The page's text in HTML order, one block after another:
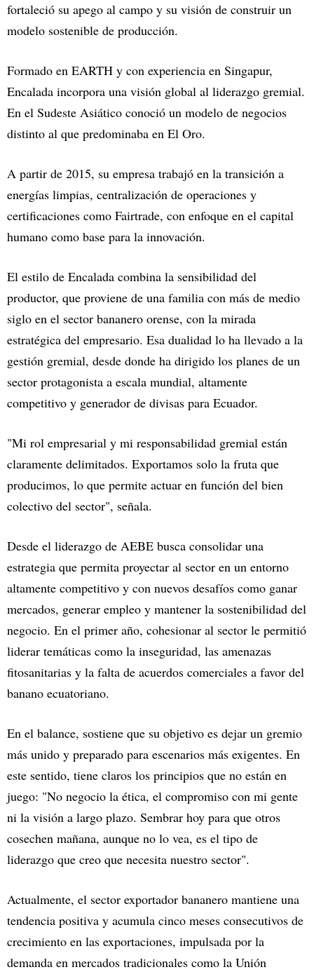
fortaleció su apego al campo y su visión de construir un
modelo sostenible de producción.
Formado en EARTH y con experiencia en Singapur,
Encalada incorpora una visión global al liderazgo gremial.
En el Sudeste Asiático conoció un modelo de negocios
distinto al que predominaba en El Oro.
A partir de 2015, su empresa trabajó en la transición a
energías limpias, centralización de operaciones y
certificaciones como Fairtrade, con enfoque en el capital
humano como base para la innovación.
El estilo de Encalada combina la sensibilidad del
productor, que proviene de una familia con más de medio
siglo en el sector bananero orense, con la mirada
estratégica del empresario. Esa dualidad lo ha llevado a la
gestión gremial, desde donde ha dirigido los planes de un
sector protagonista a escala mundial, altamente
competitivo y generador de divisas para Ecuador.
"Mi rol empresarial y mi responsabilidad gremial están
claramente delimitados. Exportamos solo la fruta que
producimos, lo que permite actuar en función del bien
colectivo del sector", señala.
Desde el liderazgo de AEBE busca consolidar una
estrategia que permita proyectar al sector en un entorno
altamente competitivo y con nuevos desafíos como ganar
mercados, generar empleo y mantener la sostenibilidad del
negocio. En el primer año, cohesionar al sector le permitió
liderar temáticas como la inseguridad, las amenazas
fitosanitarias y la falta de acuerdos comerciales a favor del
banano ecuatoriano.
En el balance, sostiene que su objetivo es dejar un gremio
más unido y preparado para escenarios más exigentes. En
este sentido, tiene claros los principios que no están en
juego: "No negocio la ética, el compromiso con mi gente
ni la visión a largo plazo. Sembrar hoy para que otros
cosechen mañana, aunque no lo vea, es el tipo de
liderazgo que creo que necesita nuestro sector".
Actualmente, el sector exportador bananero mantiene una
tendencia positiva y acumula cinco meses consecutivos de
crecimiento en las exportaciones, impulsada por la
demanda en mercados tradicionales como la Unión